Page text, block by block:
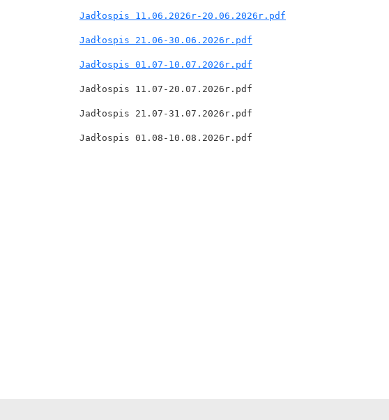
Jadłospis 11.06.2026r-20.06.2026r.pdf
Jadłospis 21.06-30.06.2026r.pdf
Jadłospis 01.07-10.07.2026r.pdf
Jadłospis 11.07-20.07.2026r.pdf
Jadłospis 21.07-31.07.2026r.pdf
Jadłospis 01.08-10.08.2026r.pdf